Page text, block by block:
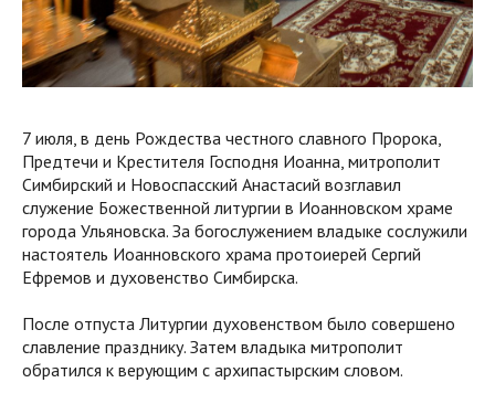
7 июля, в день Рождества честного славного Пророка,
Предтечи и Крестителя Господня Иоанна, митрополит
Симбирский и Новоспасский Анастасий возглавил
служение Божественной литургии в Иоанновском храме
города Ульяновска. За богослужением владыке сослужили
настоятель Иоанновского храма протоиерей Сергий
Ефремов и духовенство Симбирска.
После отпуста Литургии духовенством было совершено
славление празднику. Затем владыка митрополит
обратился к верующим с архипастырским словом.